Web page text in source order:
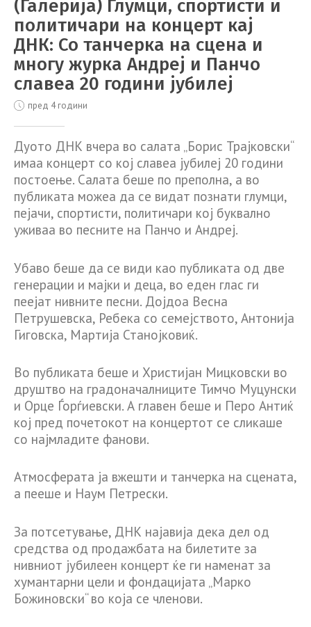
(Галерија) Глумци, спортисти и
политичари на концерт кај
ДНК: Со танчерка на сцена и
многу журка Андреј и Панчо
славеа 20 години јубилеј
пред 4 години
Дуото ДНК вчера во салата „Борис Трајковски“
имаа концерт со кој славеа јубилеј 20 години
постоење. Салата беше по преполна, а во
публиката можеа да се видат познати глумци,
пејачи, спортисти, политичари кој буквално
уживаа во песните на Панчо и Андреј.
Убаво беше да се види као публиката од две
генерации и мајки и деца, во еден глас ги
пеејат нивните песни. Дојдоа Весна
Петрушевска, Ребека со семејството, Антонија
Гиговска, Мартија Станојковиќ.
Во публиката беше и Христијан Мицковски во
друштво на градоначалниците Тимчо Муцунски
и Орце Ѓорѓиевски. А главен беше и Перо Антиќ
кој пред почетокот на концертот се сликаше
со најмладите фанови.
Атмосферата ја вжешти и танчерка на сцената,
а пееше и Наум Петрески.
За потсетување, ДНК најавија дека дел од
средства од продажбата на билетите за
нивниот јубилеен концерт ќе ги наменат за
хумантарни цели и фондацијата „Марко
Божиновски“ во која се членови.